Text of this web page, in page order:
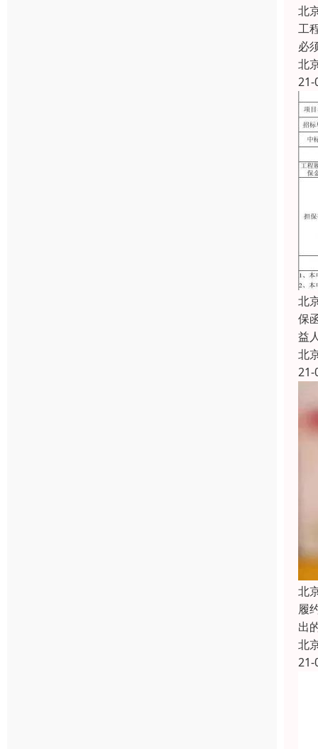
北
工
必
北
21-
北
保
益
北
21-
北
履
出
北
21-